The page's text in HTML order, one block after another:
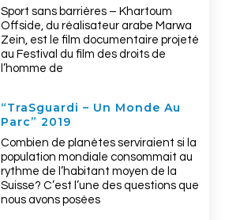
Sport sans barrières – Khartoum
Offside, du réalisateur arabe Marwa
Zein, est le film documentaire projeté
au Festival du film des droits de
l’homme de
“TraSguardi – Un Monde Au
Parc” 2019
Combien de planètes serviraient si la
population mondiale consommait au
rythme de l’habitant moyen de la
Suisse? C’est l’une des questions que
nous avons posées